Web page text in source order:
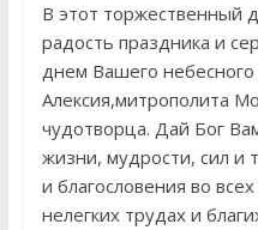
В этот торжественный
радость праздника и
днем Вашего небесного
Алексия,митрополита
чудотворца. Дай Бог
жизни, мудрости, сил
и благословения во
нелегких трудах и